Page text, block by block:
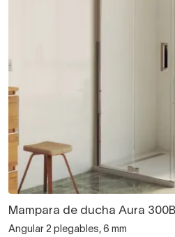
Mampara de ducha Aura
Angular 2 plegables, 6 mm